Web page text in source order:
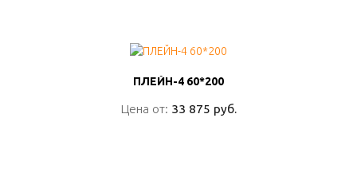
ПЛЕЙН-4 60*200
Цена от: 33 875 руб.
ПЛЕЙН-4 60*200
Цена от: 33 875 руб.